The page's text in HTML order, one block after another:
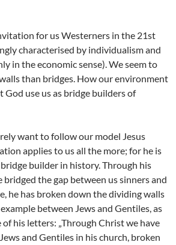
for us Westerners in the 21st
characterised by individualism and
in the economic sense). We seem to
than bridges. How our environment
God use us as bridge builders of
want to follow our model Jesus
applies to us all the more; for he is
builder in history. Through his
bridged the gap between us sinners and
he has broken down the dividing walls
between Jews and Gentiles, as
of his letters: „Through Christ we have
and Gentiles in his church, broken